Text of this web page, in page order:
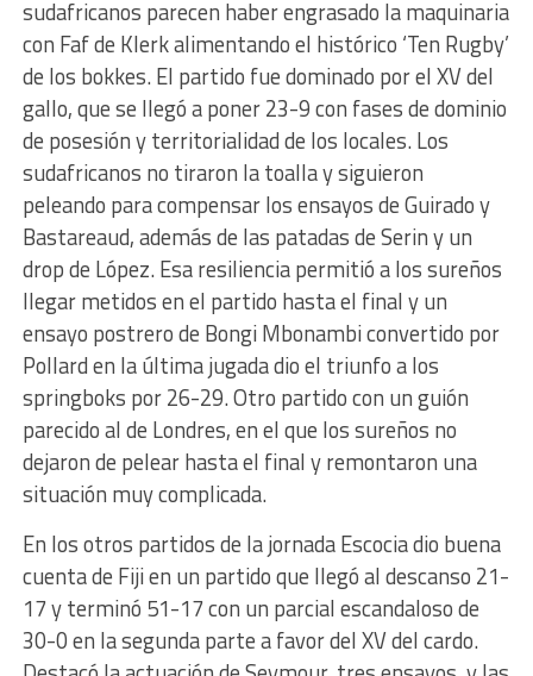
sudafricanos parecen haber engrasado la maquinaria
con Faf de Klerk alimentando el histórico ‘Ten Rugby’
de los bokkes. El partido fue dominado por el XV del
gallo, que se llegó a poner 23-9 con fases de dominio
de posesión y territorialidad de los locales. Los
sudafricanos no tiraron la toalla y siguieron
peleando para compensar los ensayos de Guirado y
Bastareaud, además de las patadas de Serin y un
drop de López. Esa resiliencia permitió a los sureños
llegar metidos en el partido hasta el final y un
ensayo postrero de Bongi Mbonambi convertido por
Pollard en la última jugada dio el triunfo a los
springboks por 26-29. Otro partido con un guión
parecido al de Londres, en el que los sureños no
dejaron de pelear hasta el final y remontaron una
situación muy complicada.
En los otros partidos de la jornada Escocia dio buena
cuenta de Fiji en un partido que llegó al descanso 21-
17 y terminó 51-17 con un parcial escandaloso de
30-0 en la segunda parte a favor del XV del cardo.